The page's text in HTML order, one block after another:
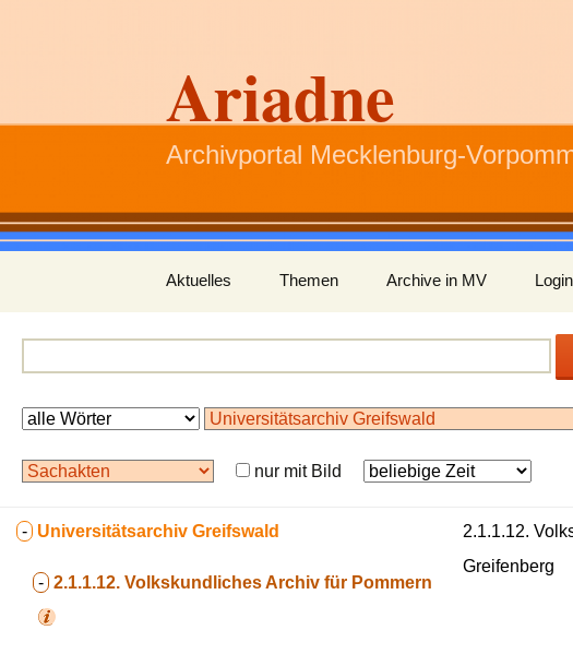
Ariadne
Archivportal Mecklenburg-
Inhalt
springen
Aktuelles Themen Archive in MV Login
nur mit Bild
- Universitätsarchiv Greifswald
- 2.1.1.12. Volkskundliches Archiv für Pommern
2.1.1.12.
Greifenberg